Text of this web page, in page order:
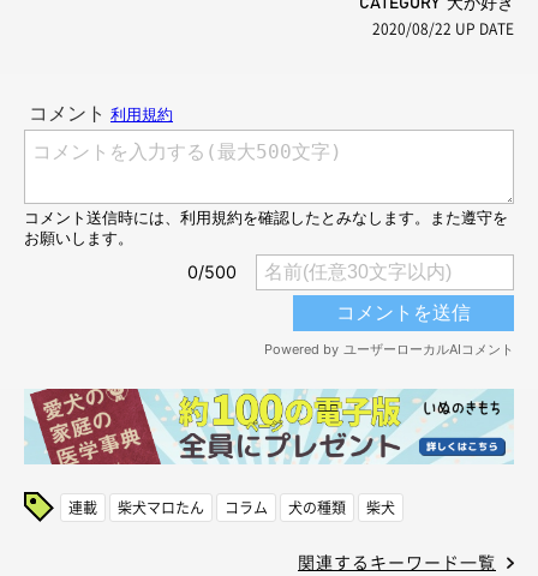
2020/08/22 UP DATE
連載 柴犬マロたん コラム 犬の種類 柴犬
関連するキーワード一覧